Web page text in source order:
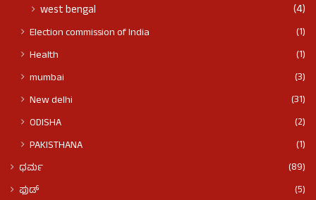
west bengal (4)
Election commission of India
(1)
Health
(1)
mumbai
(3)
New delhi
(31)
ODISHA
(2)
PAKISTHANA
(1)
ಧರ್ಮ
(89)
ಫುಡ್​​
(5)